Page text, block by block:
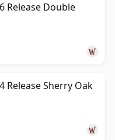
Release Double
Release Sherry Oak